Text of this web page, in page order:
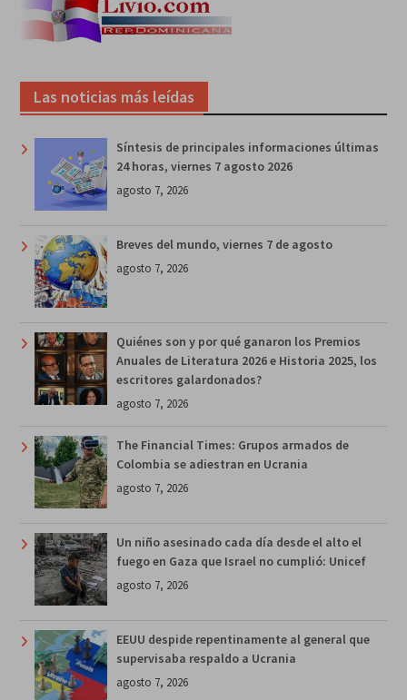
Las noticias más leídas
Síntesis de principales informaciones últimas
24 horas, viernes 7 agosto 2026
agosto 7, 2026
Breves del mundo, viernes 7 de agosto
agosto 7, 2026
Quiénes son y por qué ganaron los Premios
Anuales de Literatura 2026 e Historia 2025, los
escritores galardonados?
agosto 7, 2026
The Financial Times: Grupos armados de
Colombia se adiestran en Ucrania
agosto 7, 2026
Un niño asesinado cada día desde el alto el
fuego en Gaza que Israel no cumplió: Unicef
agosto 7, 2026
EEUU despide repentinamente al general que
supervisaba respaldo a Ucrania
agosto 7, 2026